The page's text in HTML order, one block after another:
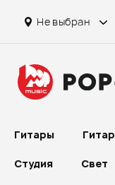
Не выбран
Гитары
Студия Свет